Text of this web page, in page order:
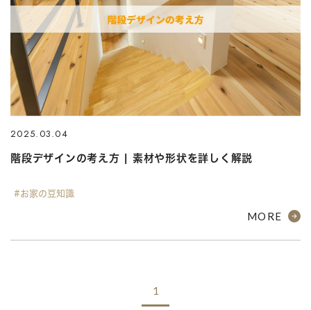
2025.03.04
階段デザインの考え方 | 素材や形状を詳しく解説
#お家の豆知識
MORE
1